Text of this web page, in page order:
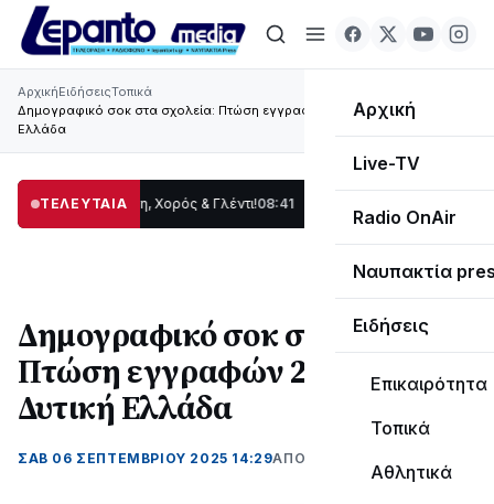
Αρχική
Live-TV
Radio OnAir
Ναυπακτία
Ειδήσεις
Επικαιρότητα
Τοπικά
Αθλητικά
ΑρχικήΕιδήσειςΤοπικά
Δημογραφικό σοκ στα σχολεία: Πτώση εγγραφών 24% στη Δυτική
Ελλάδα
ΤΕΛΕΥΤΑΙΑ
Παράδοση, Χορός & Γλέντι!08:41 ΤΟ ΠΑΡΤΥ ΣΥΝΕΧΙΖΕΤΑΙ…
Δημογραφικό σοκ στα σχολεία:
Πτώση εγγραφών 24% στη
Δυτική Ελλάδα
ΣΑΒ 06 ΣΕΠΤΕΜΒΡΊΟΥ 2025 14:29ΑΠΌ ΜΑΝΤΩ ΚΑΠΕΝΤΖΩΝΗ